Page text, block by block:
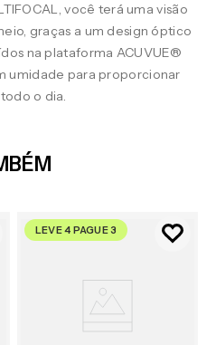
você terá uma visão
graças a um design óptico
na plataforma ACUVUE®
umidade para proporcionar
o dia.
LEVE 4 PAGUE 3